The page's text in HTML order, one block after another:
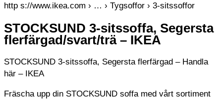
http s://www.ikea.com › … › Tygsoffor › 3-sitssoffor
STOCKSUND 3-sitssoffa, Segersta
flerfärgad/svart/trä – IKEA
STOCKSUND 3-sitssoffa, Segersta flerfärgad – Handla
här – IKEA
Fräscha upp din STOCKSUND soffa med vårt sortiment